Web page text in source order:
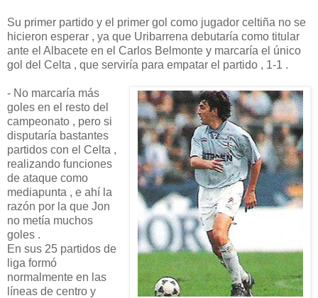
Su primer partido y el primer gol como jugador celtiña no se
hicieron esperar , ya que Uribarrena debutaría como titular
ante el Albacete en el Carlos Belmonte y marcaría el único
gol del Celta , que serviría para empatar el partido , 1-1 .
- No marcaría más
goles en el resto del
campeonato , pero si
disputaría bastantes
partidos con el Celta ,
realizando funciones
de ataque como
mediapunta , e ahí la
razón por la que Jon
no metía muchos
goles .
En sus 25 partidos de
liga formó
normalmente en las
líneas de centro y